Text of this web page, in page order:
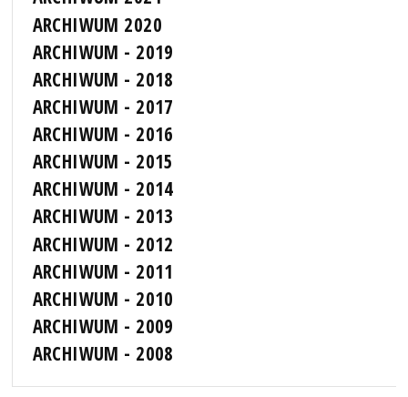
ARCHIWUM 2020
ARCHIWUM - 2019
ARCHIWUM - 2018
ARCHIWUM - 2017
ARCHIWUM - 2016
ARCHIWUM - 2015
ARCHIWUM - 2014
ARCHIWUM - 2013
ARCHIWUM - 2012
ARCHIWUM - 2011
ARCHIWUM - 2010
ARCHIWUM - 2009
ARCHIWUM - 2008